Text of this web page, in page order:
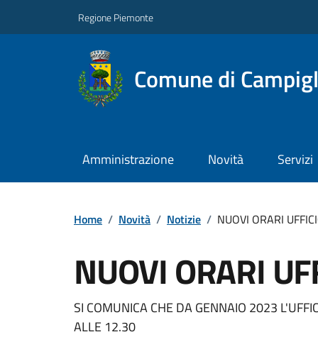
Regione Piemonte
Comune di
Amministrazione Novità Servizi
Home / Novità / Notizie / NUOVI ORARI
NUOVI ORARI
SI COMUNICA CHE DA GENNAIO 2023
ALLE 12.30